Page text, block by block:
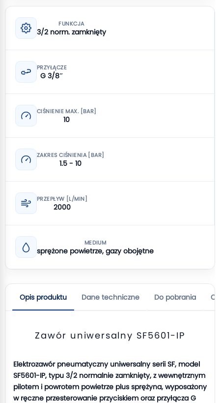
FUNKCJA
3/2 norm. zamknięty
PRZYŁĄCZE
G 3/8″
CIŚNIENIE MAX. [BAR]
10
ZAKRES CIŚNIENIA [BAR]
1.5 - 10
PRZEPŁYW [L/MIN]
2000
MEDIUM
sprężone powietrze, gazy obojętne
Opis produktu Dane techniczne Do pobrania
Zawór uniwersalny SF5601-IP
Elektrozawór pneumatyczny uniwersalny serii SF, model
SF5601-IP, typu 3/2 normalnie zamknięty, z wewnętrznym
pilotem i powrotem powietrze plus sprężyna, wyposażony
w ręczne przesterowanie przyciskiem oraz przyłącza G